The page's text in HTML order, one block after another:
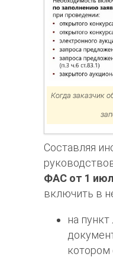
Когда заказчик
Составляя
ФАС от 1
включить в
на
котором